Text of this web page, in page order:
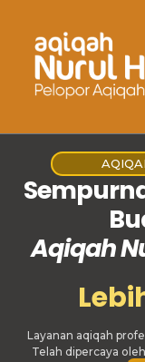
Aqiqah
Layanan aqiqah
Telah dipercaya